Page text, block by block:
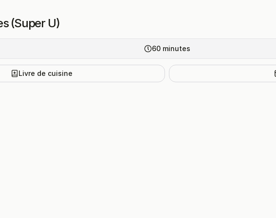
(Super U)
60 minutes
Livre de cuisine